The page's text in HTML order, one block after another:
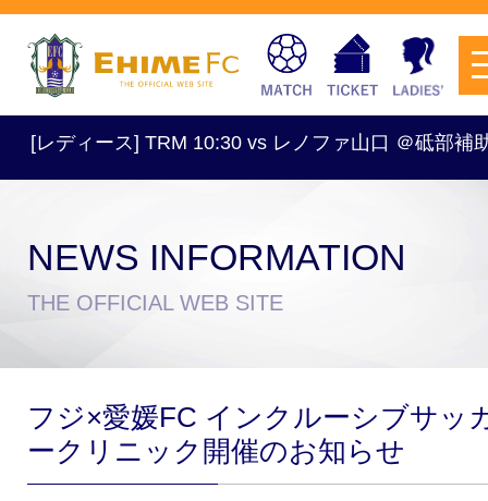
試合日程・結果 アクセス
チケットを購入
ィース] TRM 10:30 vs レノファ山口 ＠砥部補助競…
NEWS INFORMATION
THE OFFICIAL WEB SITE
フジ×愛媛FC インクルーシブサッ
ークリニック開催のお知らせ